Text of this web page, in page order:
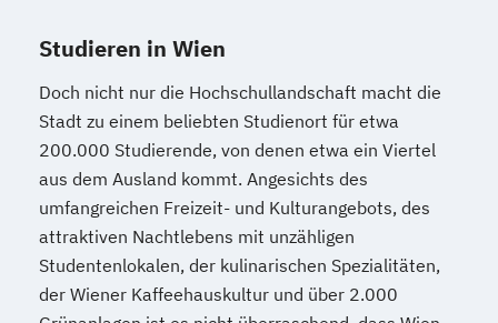
Robotics (DE/EN)
Softwareentwicklung (DE/EN)
Soziale Arbeit
Soziale Arbeit Schwerpunkt Kinder und
Jugendliche
Sozialmanagement
Sozialpädagogik und Inklusion
Sportmanagement
Studieren in Wien
Doch nicht nur die Hochschullandschaft macht die
Stadt zu einem beliebten Studienort für etwa
200.000 Studierende, von denen etwa ein Viertel
aus dem Ausland kommt. Angesichts des
umfangreichen Freizeit- und Kulturangebots, des
attraktiven Nachtlebens mit unzähligen
Studentenlokalen, der kulinarischen Spezialitäten,
der Wiener Kaffeehauskultur und über 2.000